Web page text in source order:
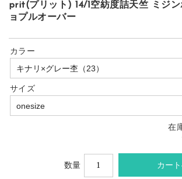
prit(プリット) 14/1空紡度詰天竺 ミジ
ョプルオーバー
カラー
サイズ
在
数量